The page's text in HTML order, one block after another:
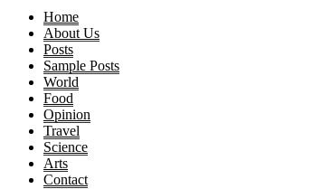
Home
About Us
Posts
Sample Posts
World
Food
Opinion
Travel
Science
Arts
Contact